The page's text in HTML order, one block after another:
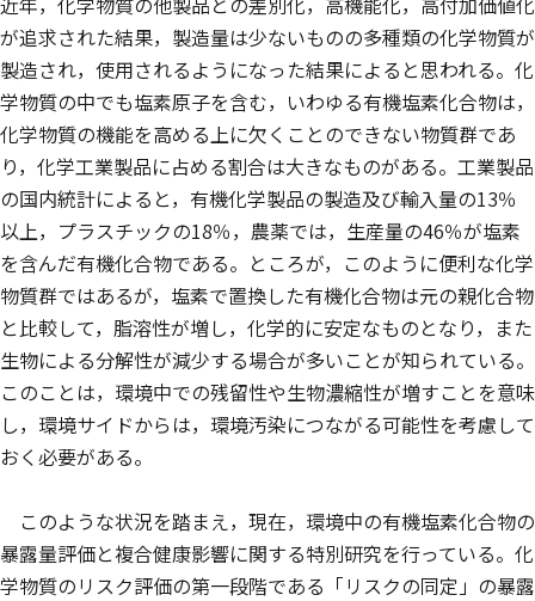
が追求された結果，製造量は少ないものの多種類の化学物質が
製造され，使用されるようになった結果によると思われる。化
学物質の中でも塩素原子を含む，いわゆる有機塩素化合物は，
化学物質の機能を高める上に欠くことのできない物質群であ
り，化学工業製品に占める割合は大きなものがある。工業製品
の国内統計によると，有機化学製品の製造及び輸入量の13％
以上，プラスチックの18％，農薬では，生産量の46％が塩素
を含んだ有機化合物である。ところが，このように便利な化学
物質群ではあるが，塩素で置換した有機化合物は元の親化合物
と比較して，脂溶性が増し，化学的に安定なものとなり，また
生物による分解性が減少する場合が多いことが知られている。
このことは，環境中での残留性や生物濃縮性が増すことを意味
し，環境サイドからは，環境汚染につながる可能性を考慮して
おく必要がある。
このような状況を踏まえ，現在，環境中の有機塩素化合物の
暴露量評価と複合健康影響に関する特別研究を行っている。化
学物質のリスク評価の第一段階である「リスクの同定」の暴露